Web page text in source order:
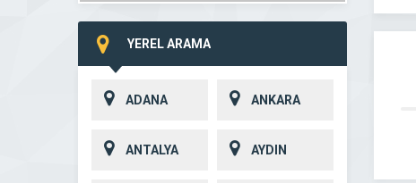
YEREL ARAMA
ADANA ANKARA
ANTALYA AYDIN